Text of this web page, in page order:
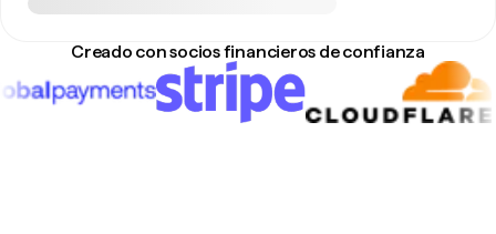
Creado con socios financieros de confianza